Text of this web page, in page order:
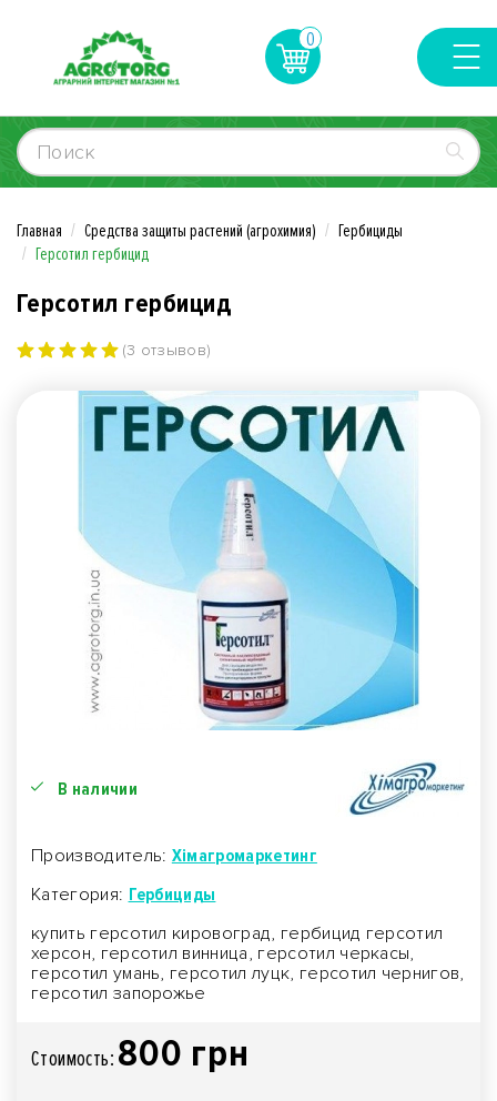
0
Главная Средства защиты растений (агрохимия)
Гербициды
Герсотил гербицид
Герсотил гербицид
(3 отзывов)
В наличии
Производитель: Хімагромаркетинг
Категория: Гербициды
купить герсотил кировоград, гербицид герсотил
херсон, герсотил винница, герсотил черкасы,
герсотил умань, герсотил луцк, герсотил чернигов,
герсотил запорожье
Стоимость: 800 грн